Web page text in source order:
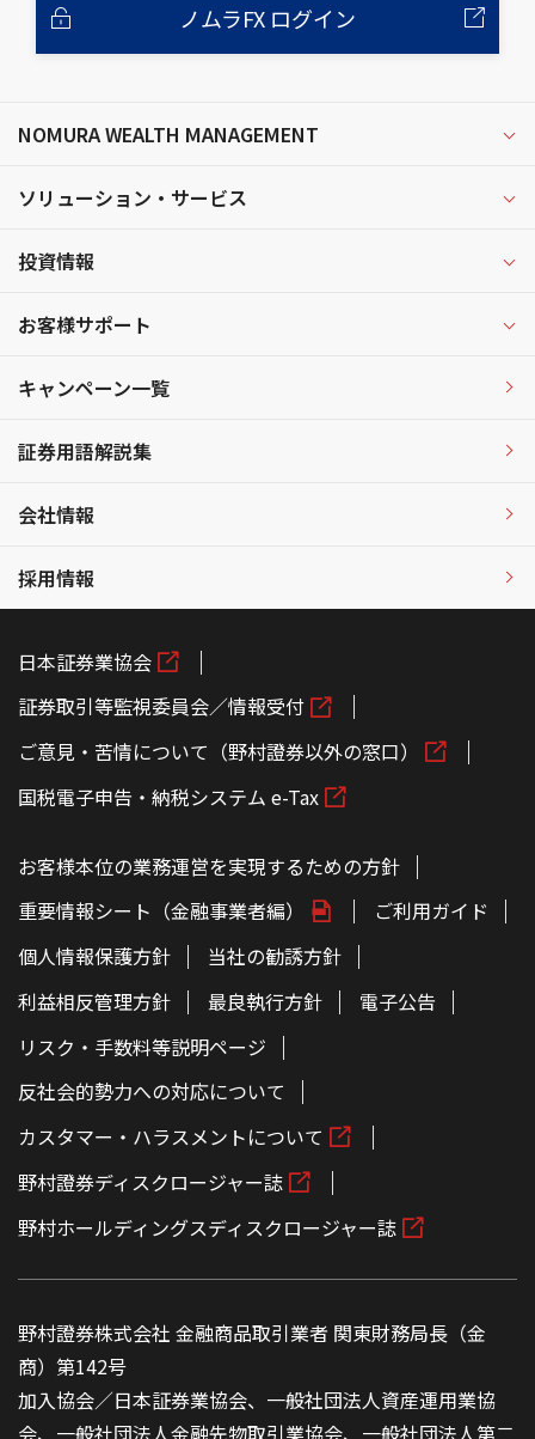
ノムラFX ログイン
NOMURA WEALTH MANAGEMENT
ソリューション・サービス
投資情報
お客様サポート
キャンペーン一覧
証券用語解説集
会社情報
採用情報
日本証券業協会
証券取引等監視委員会／情報受付
ご意見・苦情について（野村證券以外の窓口）
国税電子申告・納税システム e-Tax
お客様本位の業務運営を実現するための方針
重要情報シート（金融事業者編）
ご利用ガイド
個人情報保護方針
当社の勧誘方針
利益相反管理方針
最良執行方針
電子公告
リスク・手数料等説明ページ
反社会的勢力への対応について
カスタマー・ハラスメントについて
野村證券ディスクロージャー誌
野村ホールディングスディスクロージャー誌
野村證券株式会社 金融商品取引業者 関東財務局長（金
商）第142号
加入協会／日本証券業協会、一般社団法人資産運用業協